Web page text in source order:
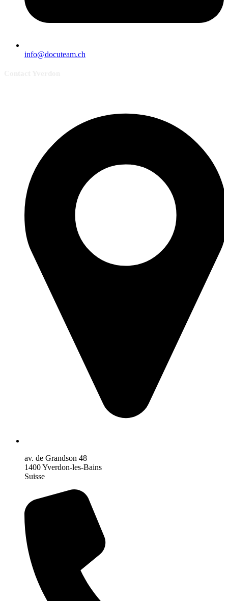
info@docuteam.ch
av. de Grandson 48
1400 Yverdon-les-Bains
Suisse